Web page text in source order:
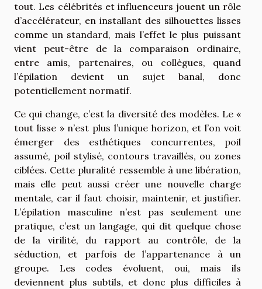
tout. Les célébrités et influenceurs jouent un rôle
d’accélérateur, en installant des silhouettes lisses
comme un standard, mais l’effet le plus puissant
vient peut-être de la comparaison ordinaire,
entre amis, partenaires, ou collègues, quand
l’épilation devient un sujet banal, donc
potentiellement normatif.
Ce qui change, c’est la diversité des modèles. Le «
tout lisse » n’est plus l’unique horizon, et l’on voit
émerger des esthétiques concurrentes, poil
assumé, poil stylisé, contours travaillés, ou zones
ciblées. Cette pluralité ressemble à une libération,
mais elle peut aussi créer une nouvelle charge
mentale, car il faut choisir, maintenir, et justifier.
L’épilation masculine n’est pas seulement une
pratique, c’est un langage, qui dit quelque chose
de la virilité, du rapport au contrôle, de la
séduction, et parfois de l’appartenance à un
groupe. Les codes évoluent, oui, mais ils
deviennent plus subtils, et donc plus difficiles à